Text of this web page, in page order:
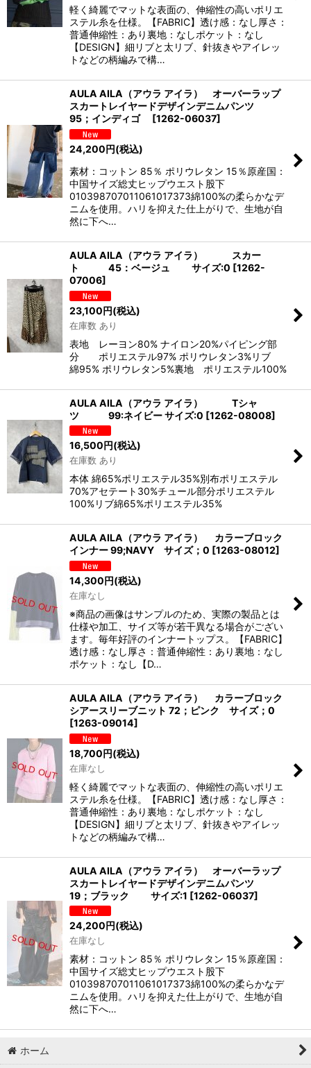
軽く綺麗でマットな表面の、伸縮性の高いポリエ
ステル糸を仕様。【FABRIC】透け感：なし厚さ：
普通伸縮性：あり裏地：なしポケット：なし
【DESIGN】細リブと太リブ、針抜きやアイレッ
トなどの柄編みで構…
AULA AILA（アウラ アイラ） オーバーラップ
スカートレイヤードデザインデニムパンツ
95；インディゴ
[1262-06037]
24,200円(税込)
素材：コットン 85％ ポリウレタン 15％原産国：
中国サイズ総丈ヒップウエスト股下
010398707011061017373綿100%の柔らかなデ
ニムを使用。ハリを抑えた仕上がりで、生地が自
然に下へ…
AULA AILA（アウラ アイラ） スカー
ト 45：ベージュ サイズ:0 [1262-
07006]
23,100円(税込)
在庫数 あり
表地 レーヨン80% ナイロン20%パイピング部
分 ポリエステル97% ポリウレタン3%リブ
綿95% ポリウレタン5%裏地 ポリエステル100%
AULA AILA（アウラ アイラ） Tシャ
ツ 99:ネイビー サイズ:0 [1262-08008]
16,500円(税込)
在庫数 あり
本体 綿65%ポリエステル35%別布ポリエステル
70%アセテート30%チュール部分ポリエステル
100%リブ綿65%ポリエステル35%
AULA AILA（アウラ アイラ） カラーブロック
インナー 99;NAVY サイズ；0 [1263-08012]
14,300円(税込)
在庫なし
※商品の画像はサンプルのため、実際の製品とは
仕様や加工、サイズ等が若干異なる場合がござい
ます。毎年好評のインナートップス。【FABRIC】
透け感：なし厚さ：普通伸縮性：あり裏地：なし
ポケット：なし【D…
AULA AILA（アウラ アイラ） カラーブロック
シアースリーブニット 72；ピンク サイズ；0
[1263-09014]
18,700円(税込)
在庫なし
軽く綺麗でマットな表面の、伸縮性の高いポリエ
ステル糸を仕様。【FABRIC】透け感：なし厚さ：
普通伸縮性：あり裏地：なしポケット：なし
【DESIGN】細リブと太リブ、針抜きやアイレッ
トなどの柄編みで構…
AULA AILA（アウラ アイラ） オーバーラップ
スカートレイヤードデザインデニムパンツ
19；ブラック サイズ:1 [1262-06037]
24,200円(税込)
在庫なし
素材：コットン 85％ ポリウレタン 15％原産国：
中国サイズ総丈ヒップウエスト股下
010398707011061017373綿100%の柔らかなデ
ニムを使用。ハリを抑えた仕上がりで、生地が自
然に下へ…
ホーム